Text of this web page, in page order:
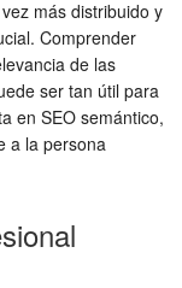
más distribuido y
Comprender
de las
ser tan útil para
en SEO semántico,
a la persona